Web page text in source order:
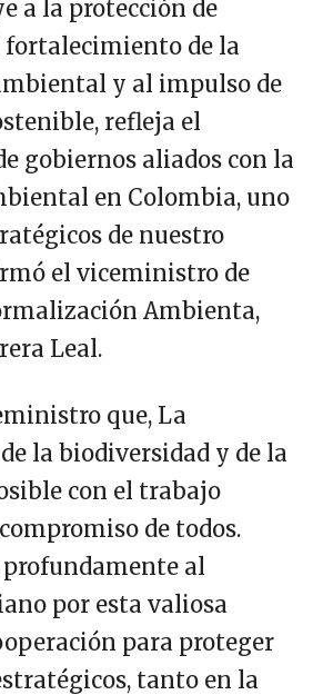
a la protección de
fortalecimiento de la
y al impulso de
refleja el
gobiernos aliados con la
en Colombia, uno
de nuestro
el viceministro de
Ambienta,
Leal.
que, La
la biodiversidad y de la
con el trabajo
de todos.
profundamente al
por esta valiosa
para proteger
tanto en la